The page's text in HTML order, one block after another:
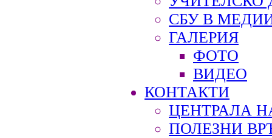
СБУ В
ГАЛЕРИЯ
ФОТО
ВИДЕО
КОНТАКТИ
ЦЕНТРАЛА
ПОЛЕЗНИ